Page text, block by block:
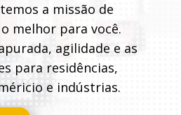
a missão de
melhor para você.
agilidade e as
para residências,
e indústrias.